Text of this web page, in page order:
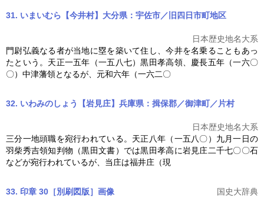
31. いまいむら【今井村】大分県：宇佐市／旧四日市町地区
日本歴史地名大系
門尉弘義なる者が当地に塁を築いて住し、今井を名乗ることもあっ
たという。天正一五年（一五八七）黒田孝高領、慶長五年（一六〇
〇）中津藩領となるが、元和六年（一六二〇
32. いわみのしょう【岩見庄】兵庫県：揖保郡／御津町／片村
日本歴史地名大系
三分一地頭職を宛行われている。天正八年（一五八〇）九月一日の
羽柴秀吉領知判物（黒田文書）では黒田孝高に岩見庄二千七〇〇石
などが宛行われているが、当庄は福井庄（現
33. 印章 30［別刷図版］ 画像
国史大辞典